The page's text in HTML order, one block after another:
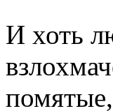
И хоть